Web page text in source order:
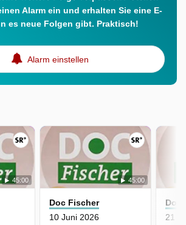
Alarm ein und erhalten Sie eine E-
es neue Folgen gibt. Praktisch!
Alarm einstellen
45:00 45:00
Doc Fischer
10 Juni 2026
Doc
21